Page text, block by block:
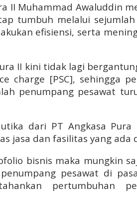
II Muhammad Awaluddin
tumbuh melalui
efisiensi, serta
II kini tidak lagi
charge [PSC], sehingga
penumpang pesawat
dari PT Angkasa
jasa dan fasilitas yang ada
bisnis maka mungkin
pesawat di
pertumbuhan